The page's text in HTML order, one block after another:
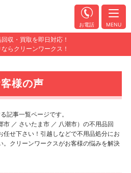
収・買取を即日対応！
らクリーンワークス！
お電話 MENU
様の声
記事一覧ページです。
市 ／ さいたま市 ／ 八潮市）の不用品回
任せ下さい！引越しなどで不用品処分にお
。クリーンワークスがお客様の悩みを解決